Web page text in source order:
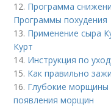
12. Программа
Программы похудения
13. Применение сыра
Курт
14. Инструкция по
15. Как правильно
16. Глубокие морщины
появления морщин